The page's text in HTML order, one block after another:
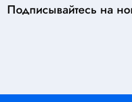
Подписывайтесь на